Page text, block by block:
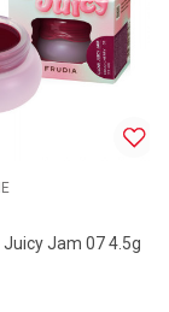
Juicy Jam 07 4.5g